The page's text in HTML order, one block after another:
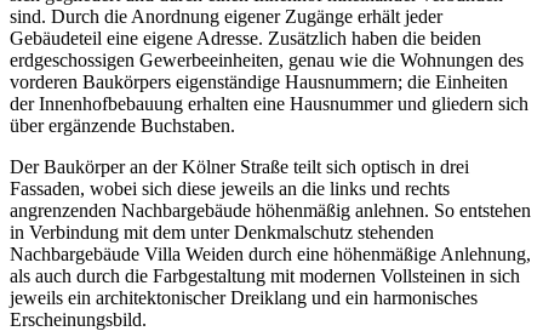
sind. Durch die Anordnung eigener Zugänge erhält jeder
Gebäudeteil eine eigene Adresse. Zusätzlich haben die beiden
erdgeschossigen Gewerbeeinheiten, genau wie die Wohnungen des
vorderen Baukörpers eigenständige Hausnummern; die Einheiten
der Innenhofbebauung erhalten eine Hausnummer und gliedern sich
über ergänzende Buchstaben.
Der Baukörper an der Kölner Straße teilt sich optisch in drei
Fassaden, wobei sich diese jeweils an die links und rechts
angrenzenden Nachbargebäude höhenmäßig anlehnen. So entstehen
in Verbindung mit dem unter Denkmalschutz stehenden
Nachbargebäude Villa Weiden durch eine höhenmäßige Anlehnung,
als auch durch die Farbgestaltung mit modernen Vollsteinen in sich
jeweils ein architektonischer Dreiklang und ein harmonisches
Erscheinungsbild.